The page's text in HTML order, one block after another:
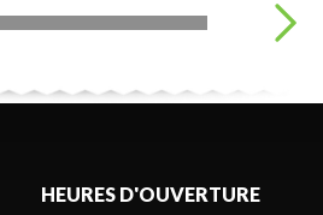
HEURES D'OUVERTURE